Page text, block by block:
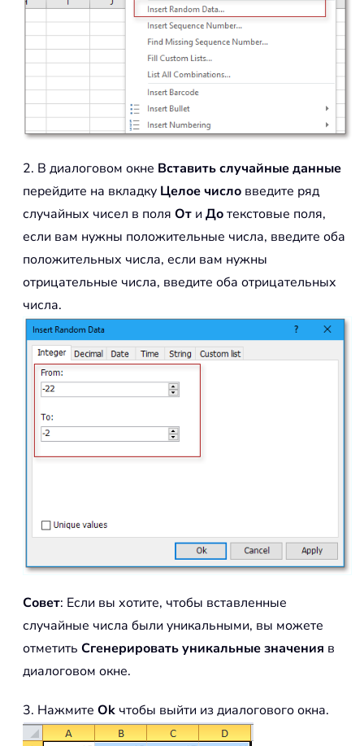
2. В диалоговом окне Вставить случайные данные
перейдите на вкладку Целое число введите ряд
случайных чисел в поля От и Дотекстовые поля,
если вам нужны положительные числа, введите оба
положительных числа, если вам нужны
отрицательные числа, введите оба отрицательных
числа.
Совет: Если вы хотите, чтобы вставленные
случайные числа были уникальными, вы можете
отметить Сгенерировать уникальные значения в
диалоговом окне.
3. Нажмите Ok чтобы выйти из диалогового окна.